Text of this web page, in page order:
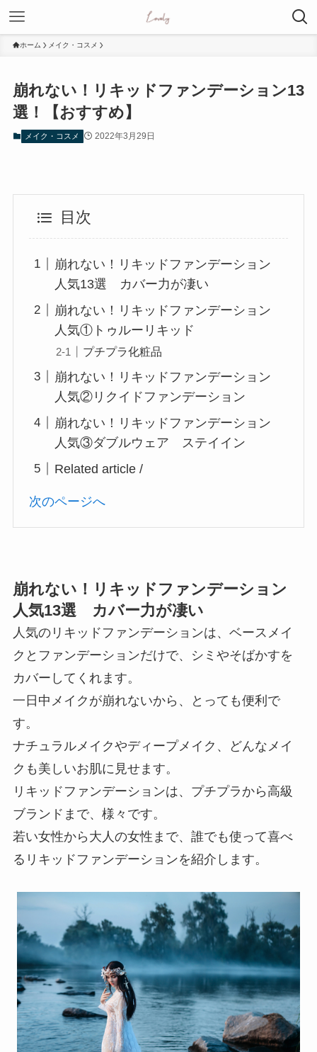
ホーム メイク・コスメ
崩れない！リキッドファンデーション13
選！【おすすめ】
メイク・コスメ 2022年3月29日
目次
崩れない！リキッドファンデーション
人気13選 カバー力が凄い
崩れない！リキッドファンデーション
人気①トゥルーリキッド
プチプラ化粧品
崩れない！リキッドファンデーション
人気②リクイドファンデーション
崩れない！リキッドファンデーション
人気③ダブルウェア ステイイン
Related article /
次のページへ
崩れない！リキッドファンデーション
人気13選 カバー力が凄い
人気のリキッドファンデーションは、ベースメイ
クとファンデーションだけで、シミやそばかすを
カバーしてくれます。
一日中メイクが崩れないから、とっても便利で
す。
ナチュラルメイクやディープメイク、どんなメイ
クも美しいお肌に見せます。
リキッドファンデーションは、プチプラから高級
ブランドまで、様々です。
若い女性から大人の女性まで、誰でも使って喜べ
るリキッドファンデーションを紹介します。